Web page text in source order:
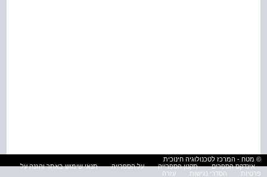
© מטח - המרכז לטכנולוגיה חינוכית
אינדקס הספרים
תקנון הספרייה על הספרייה
תנאי שימוש באתר והגנה על
פרטיות
הסדרי נגישות עזרה